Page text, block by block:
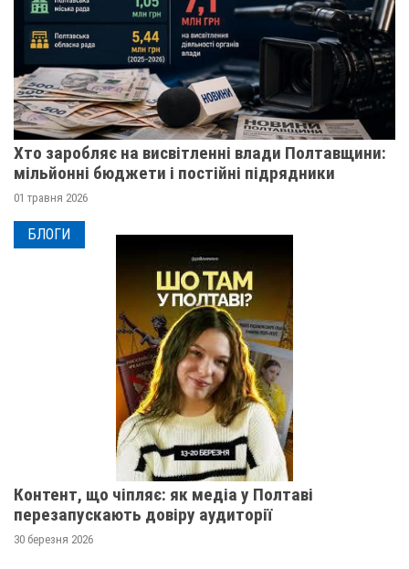
Хто заробляє на висвітленні влади Полтавщини:
мільйонні бюджети і постійні підрядники
01 травня 2026
БЛОГИ
Контент, що чіпляє: як медіа у Полтаві
перезапускають довіру аудиторії
30 березня 2026